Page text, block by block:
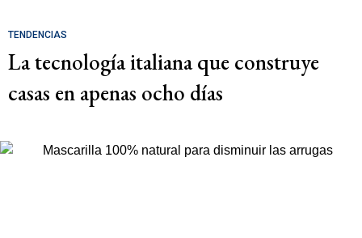
TENDENCIAS
La tecnología italiana que construye
casas en apenas ocho días